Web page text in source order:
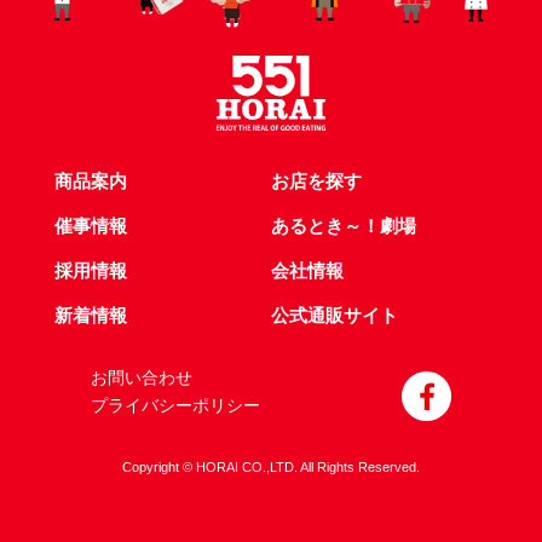
商品案内 お店を探す
催事情報 あるとき～！劇場
採用情報 会社情報
新着情報 公式通販サイト
お問い合わせ
プライバシーポリシー
Copyright © HORAI CO.,LTD. All Rights Reserved.